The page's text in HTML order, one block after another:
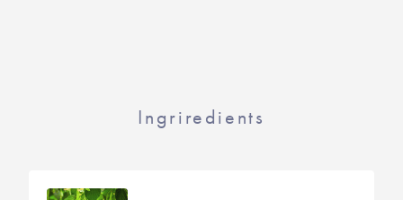
Ingriredients